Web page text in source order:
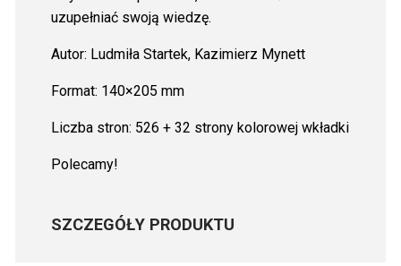
uzupełniać swoją wiedzę.
Autor: Ludmiła Startek, Kazimierz Mynett
Format: 140×205 mm
Liczba stron: 526 + 32 strony kolorowej wkładki
Polecamy!
SZCZEGÓŁY PRODUKTU